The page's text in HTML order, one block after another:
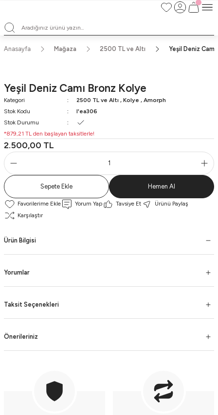
TÜM ALIŞVERİŞLERDE ÜCRETSİZ KARGO ve TAKSİT İMKANLARI
L'EA'NIN BÜYÜLÜ DÜNYASINA HOŞ GELDİNİZ
HER BİR L'EA ÖMÜR BOYU SAKLAYACAĞINIZ ANLAMLI BİR PARÇA
TEK ÜRETİM EL YAPIMI TASARIMLAR
Anasayfa Mağaza 2500 TL ve Altı Yeşil Deniz
Yeşil Deniz Camı Bronz Kolye
Kategori 2500 TL ve Altı , Kolye , Amorph
Stok Kodu
l'ea306
Stok Durumu
*879,21 TL den başlayan taksitlerle!
2.500,00 TL
Sepete Ekle Hemen Al
Yorum Yap Tavsiye Et
Ürünü Paylaş
Karşılaştır
Ürün Bilgisi
Yorumlar
Taksit Seçenekleri
Önerileriniz